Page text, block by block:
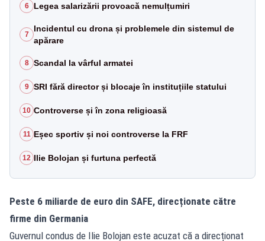
6 Legea salarizării provoacă nemulțumiri
7
Incidentul cu drona și problemele din sistemul de
apărare
8 Scandal la vârful armatei
9 SRI fără director și blocaje în instituțiile statului
10 Controverse și în zona religioasă
11 Eșec sportiv și noi controverse la FRF
12 Ilie Bolojan și furtuna perfectă
Peste 6 miliarde de euro din SAFE, direcționate către
firme din Germania
Guvernul condus de Ilie Bolojan este acuzat că a direcționat